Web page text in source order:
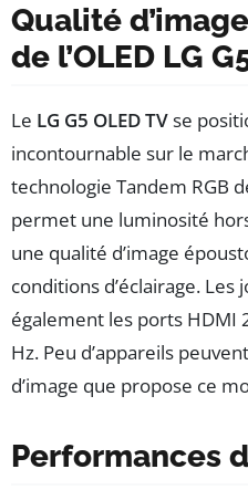
Qualité
de l’OLED LG
Le LG G5 OLED TVse
incontournable sur le
technologie Tandem RGB
permet une luminosité
une qualité d’image
conditions d’éclairage.
également les ports HDMI
Hz. Peu d’appareils
d’image que propose ce
Performances